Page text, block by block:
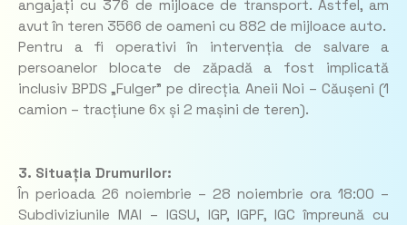
angajați cu 376 de mijloace de transport. Astfel, am
avut în teren 3566 de oameni cu 882 de mijloace auto.
Pentru a fi operativi în intervenția de salvare a
persoanelor blocate de zăpadă a fost implicată
inclusiv BPDS „Fulger” pe direcția Aneii Noi – Căușeni (1
camion – tracțiune 6x și 2 mașini de teren).
3. Situația Drumurilor:
În perioada 26 noiembrie – 28 noiembrie ora 18:00 –
Subdiviziunile MAI – IGSU, IGP, IGPF, IGC împreună cu